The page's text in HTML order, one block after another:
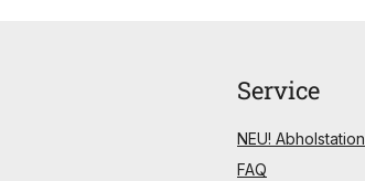
Service
NEU! Abholstation
FAQ